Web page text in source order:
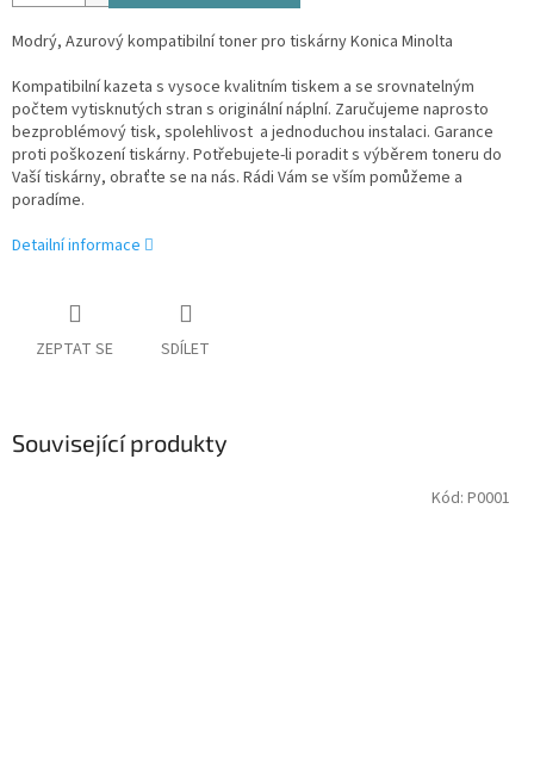
Modrý, Azurový kompatibilní toner pro tiskárny Konica Minolta
Kompatibilní kazeta s vysoce kvalitním tiskem a se srovnatelným
počtem vytisknutých stran s originální náplní. Zaručujeme naprosto
bezproblémový tisk, spolehlivost a jednoduchou instalaci. Garance
proti poškození tiskárny. Potřebujete-li poradit s výběrem toneru do
Vaší tiskárny, obraťte se na nás. Rádi Vám se vším pomůžeme a
poradíme.
Detailní informace
ZEPTAT SE SDÍLET
Související produkty
Kód: P0001